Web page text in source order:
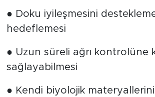
● Doku iyileşmesini
hedeflemesi
● Uzun süreli ağrı kontrolüne
sağlayabilmesi
● Kendi biyolojik